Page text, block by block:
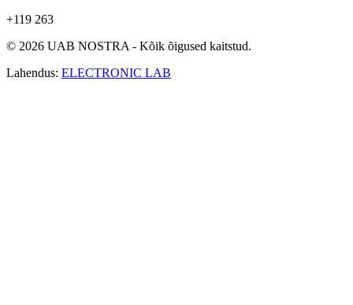
+119 263
© 2026 UAB NOSTRA - Kõik õigused kaitstud.
Lahendus: ELECTRONIC LAB